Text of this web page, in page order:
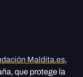
Maldita.es,
que protege la